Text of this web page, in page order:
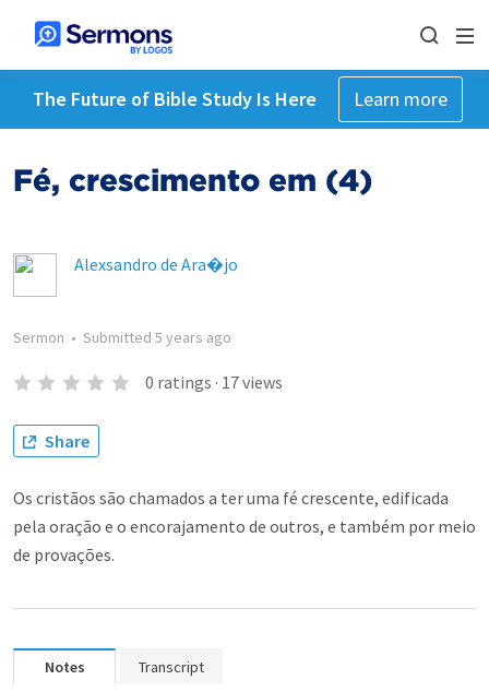
The Future of Bible Study Is Here Learn more
Fé, crescimento em (4)
Alexsandro de Ara�jo
Sermon • Submitted 5 years ago
0 ratings · 17views
Share
Os cristãos são chamados a ter uma fé crescente, edificada
pela oração e o encorajamento de outros, e também por meio
de provações.
Notes Transcript